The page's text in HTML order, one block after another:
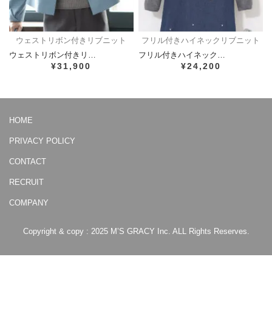
ウェストリボン付きリブニット
ウェストリボン付きリ…
¥31,900
フリル付きハイネックリブニット
フリル付きハイネック…
¥24,200
HOME
PRIVACY POLICY
CONTACT
RECRUIT
COMPANY
Copyright & copy : 2025 M’S GRACY Inc. ALL Rights Reserves.